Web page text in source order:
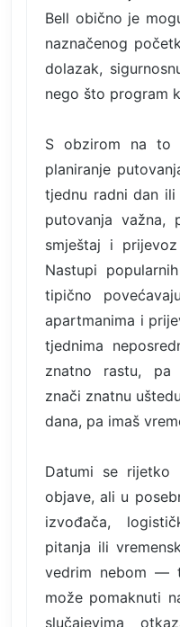
Bell obično je
naznačenog
dolazak,
nego što program
S obzirom na to
planiranje
tjednu radni dan
putovanja važna,
smještaj i
Nastupi
tipično
apartmanima i
tjednima
znatno rastu, pa
znači znatnu
dana, pa imaš
Datumi se rijetko
objave, ali u
izvođača,
pitanja ili
vedrim nebom —
može pomaknuti
slučajevima